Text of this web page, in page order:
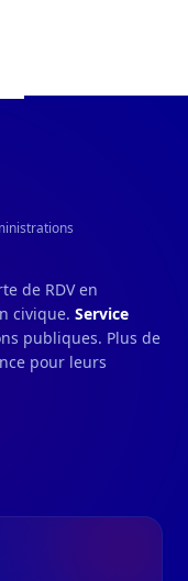
de RDV en
civique. Service
publiques. Plus de
pour leurs